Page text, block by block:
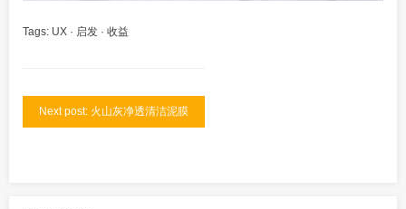
Tags: UX · 启发 · 收益
Next post: 火山灰净透清洁泥膜